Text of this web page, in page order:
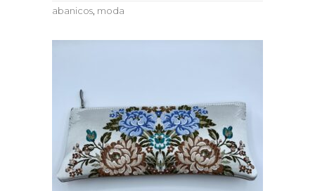
abanicos moda